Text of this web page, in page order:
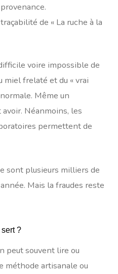
de « La ruche à la
voire impossible de
frelaté et du « vrai
Même un
Néanmoins, les
permettent de
sont plusieurs milliers de
Mais la fraudes reste
?
peut souvent lire ou
méthode artisanale ou